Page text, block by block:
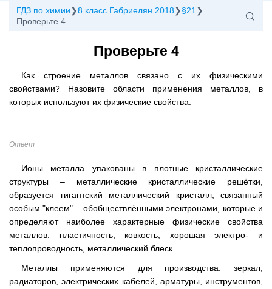
ГДЗ по химии 8 класс Габриелян 2018
§21
Проверьте 4
Проверьте 4
Как строение металлов связано с их физическими
свойствами? Назовите области применения металлов, в
которых используют их физические свойства.
Ответ
Ионы металла упакованы в плотные кристаллические
структуры – металлические кристаллические решётки,
образуется гигантский металлический кристалл, связанный
особым "клеем" – обобществлёнными электронами, которые и
определяют наиболее характерные физические свойства
металлов: пластичность, ковкость, хорошая электро- и
теплопроводность, металлический блеск.
Металлы применяются для производства: зеркал,
радиаторов, электрических кабелей, арматуры, инструментов,